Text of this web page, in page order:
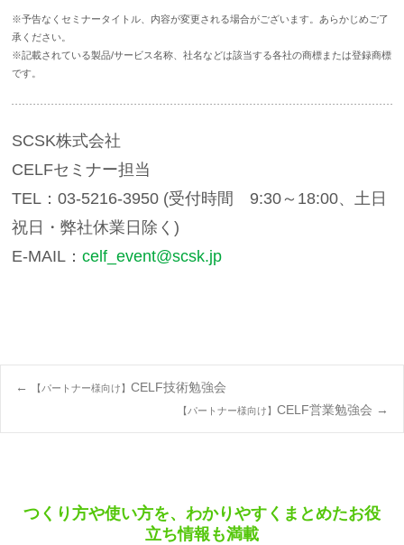
※予告なくセミナータイトル、内容が変更される場合がございます。あらかじめご了
承ください。
※記載されている製品/サービス名称、社名などは該当する各社の商標または登録商標
です。
SCSK株式会社
CELFセミナー担当
TEL：03-5216-3950 (受付時間 9:30～18:00、土日
祝日・弊社休業日除く)
E-MAIL：celf_event@scsk.jp
Post
← 【パートナー様向け】 CELF技術勉強会
【パートナー様向け】 CELF営業勉強会 →
つくり方や使い方を、わかりやすくまとめたお役
立ち情報も満載